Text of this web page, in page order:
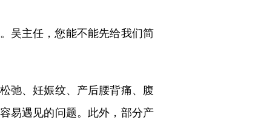
吴主任，您能不能先给我们简
弛、妊娠纹、产后腰背痛、腹
易遇见的问题。此外，部分产